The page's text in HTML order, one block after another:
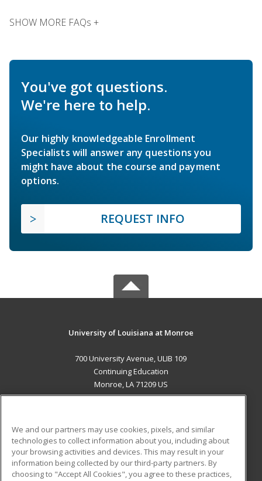
SHOW MORE FAQs +
You've got questions.
We're here to help.
Our highly knowledgeable Enrollment
Specialists will answer any questions you
might have about the course and payment
options.
REQUEST INFO
University of Louisiana at Monroe
700 University Avenue, ULIB 109
Continuing Education
Monroe, LA 71209 US
ADDITIONAL RESOURCES
Military
Financial Assistance
Student Blog
We and our partners may use cookies, pixels, and similar
technologies to collect information about you, including about
your browsing activities and devices. This may result in your
information being collected by our third-party partners. By
choosing to "Accept All Cookies", you agree to these practices,